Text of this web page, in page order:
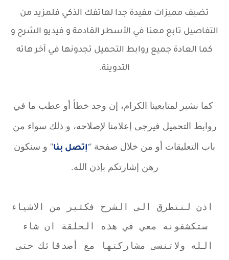
تضيف مميزات مفيدة جدا لهاتفك الذكي فلمزيد من
التفاصيل تابع معنا في الأسطر القادمة و فيديو الشرح و
كما العادة جميع روابط التحميل تجدونها في آخر هاته
التدوينة.
كما نشير لمتابعينا الكرام، إن وجد خطأ أو عطب ما في
روابط التحميل فيرجى إعلامنا لإصلاحه، و ذلك سواء من
باب التعليقات أو من خلال صفحة ''إتصل بنا'' و سنكون
رهن إشارتكم بإذن الله.
اذن لنتطرق الى الشرح فكثير من الاشياء
ستكشفونه معي في هذه الحلقة ان شاء
الله ولاتنسى مشاركتها مع أصدقائك حتى